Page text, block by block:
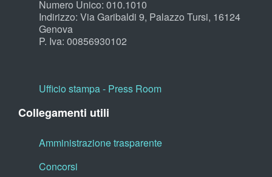
Numero Unico: 010.1010
Indirizzo: Via Garibaldi 9, Palazzo Tursi, 16124
Genova
P. Iva: 00856930102
Ufficio stampa - Press Room
Collegamenti utili
Amministrazione trasparente
Concorsi